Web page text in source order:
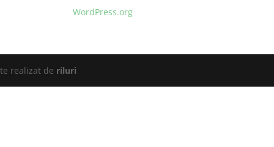
WordPress.org
realizat de riluri